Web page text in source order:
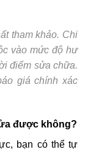
tham khảo. Chi
vào mức độ hư
điểm sửa chữa.
giá chính xác
được không?
bạn có thể tự